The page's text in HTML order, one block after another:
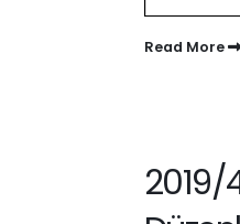
Read More
2019/